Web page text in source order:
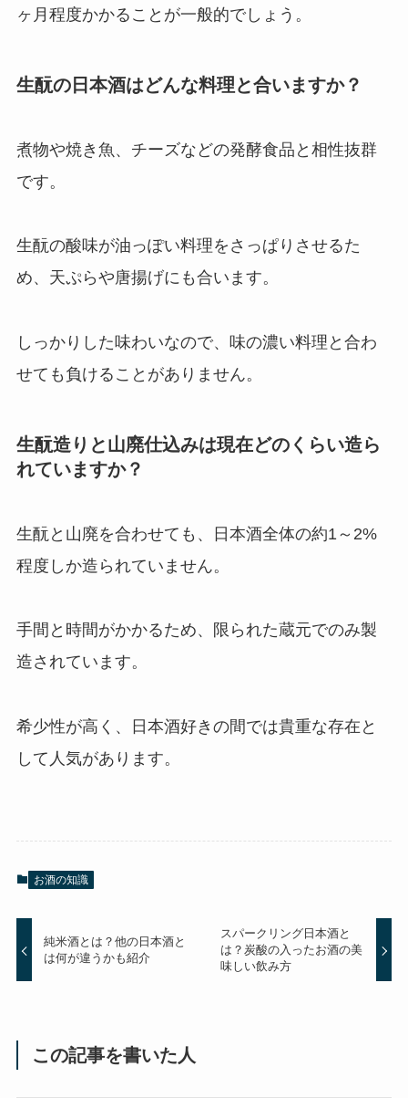
ヶ月程度かかることが一般的でしょう。
生酛の日本酒はどんな料理と合いますか？
煮物や焼き魚、チーズなどの発酵食品と相性抜群
です。
生酛の酸味が油っぽい料理をさっぱりさせるた
め、天ぷらや唐揚げにも合います。
しっかりした味わいなので、味の濃い料理と合わ
せても負けることがありません。
生酛造りと山廃仕込みは現在どのくらい造ら
れていますか？
生酛と山廃を合わせても、日本酒全体の約1～2%
程度しか造られていません。
手間と時間がかかるため、限られた蔵元でのみ製
造されています。
希少性が高く、日本酒好きの間では貴重な存在と
して人気があります。
お酒の知識
純米酒とは？他の日本酒と
は何が違うかも紹介
スパークリング日本酒と
は？炭酸の入ったお酒の美
味しい飲み方
この記事を書いた人